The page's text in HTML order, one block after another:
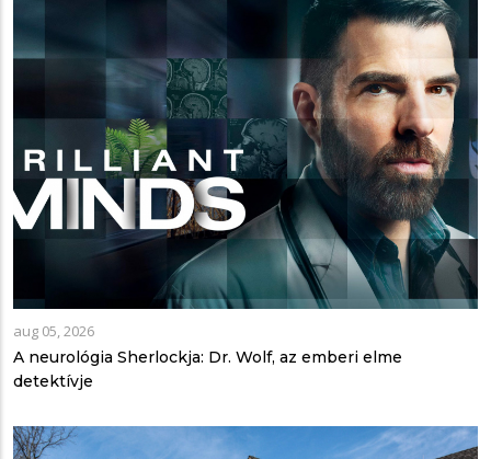
aug 05, 2026
A neurológia Sherlockja: Dr. Wolf, az emberi elme
detektívje